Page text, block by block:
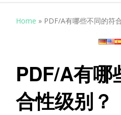
Home » PDF/A有哪些不同的符
PDF/A有哪
合性级别？